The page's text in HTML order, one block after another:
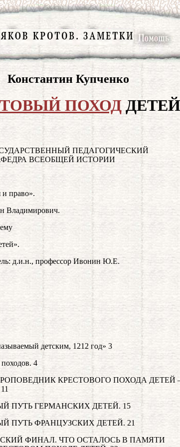
Константин Купченко
ПОХОД ДЕТЕЙ
ПЕДАГОГИЧЕСКИЙ
ВСЕОБЩЕЙ ИСТОРИИ
и право».
Владимирович.
д.и.н., профессор Ивонин Ю.Е.
детским, 1212 год» 3
4
КРЕСТОВОГО ПОХОДА ДЕТЕЙ
ПУТЬ ГЕРМАНСКИХ ДЕТЕЙ. 15
ПУТЬ ФРАНЦУЗСКИХ ДЕТЕЙ. 21
ФИНАЛ. ЧТО ОСТАЛОСЬ В ПАМЯТИ